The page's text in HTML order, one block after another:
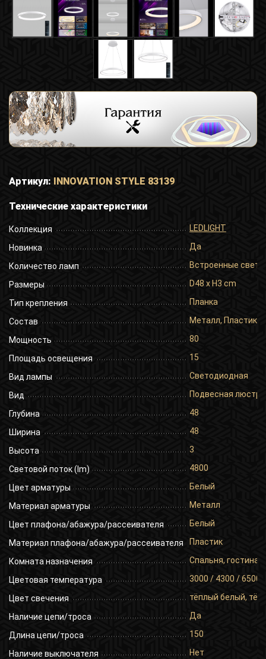
Артикул: INNOVATION STYLE 83139
Технические характеристики
Коллекция LEDLIGHT
Новинка Да
Количество ламп Встроенные
Размеры D48 x H3 cm
Тип крепления Планка
Состав Металл, Пластик
Мощность 80
Площадь освещения 15
Вид лампы Светодиодная
Вид Подвесная люстра
Глубина 48
Ширина 48
Высота 3
Световой поток (lm) 4800
Цвет арматуры Белый
Материал арматуры Металл
Цвет плафона/абажура/рассеивателя Белый
Материал плафона/абажура/рассеивателя Пластик
Комната назначения Спальня,
Цветовая температура 3000 / 4300 / 6500
Цвет свечения тёплый белый,
Наличие цепи/троса Да
Длина цепи/троса 150
Наличие выключателя Нет